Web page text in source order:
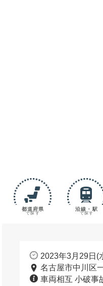
都道府県
で探す
沿線・駅
で探す
2023年3月29日(
名古屋市中川区
車両相互 小破事